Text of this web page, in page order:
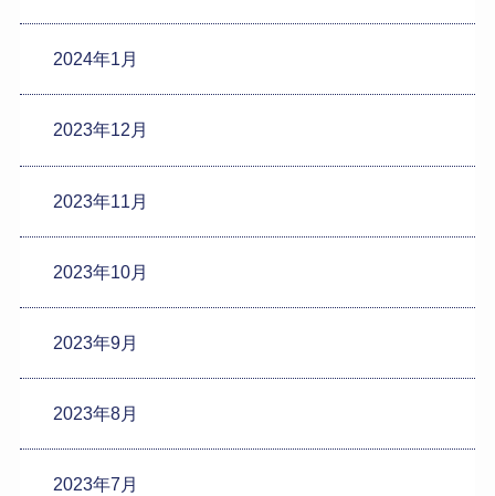
2024年1月
2023年12月
2023年11月
2023年10月
2023年9月
2023年8月
2023年7月